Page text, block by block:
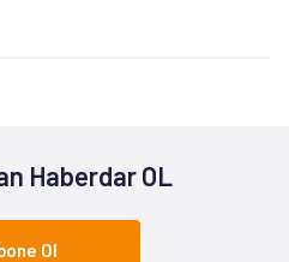
Haberdar OL
Ol